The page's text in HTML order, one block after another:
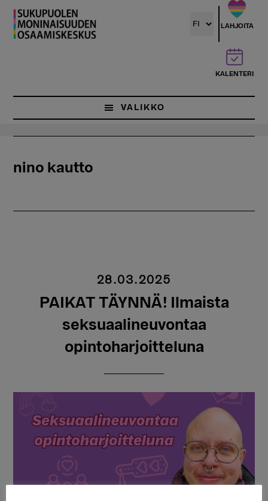
Hyppää
pääsisältöön
LAHJOITA
KALENTERI
VALIKKO
nino kautto
28.03.2025
PAIKAT TÄYNNÄ! Ilmaista
seksuaalineuvontaa
opintoharjoitteluna